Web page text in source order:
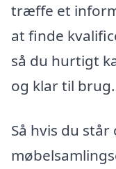
træffe et
at finde
så du hurtigt
og klar til brug.
Så hvis du